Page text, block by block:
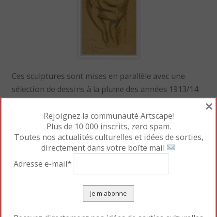
Ces sculptures sont mises en parallèle avec une
sélection de dessins à la plume des années 1913/14
création graphique de Zadkine revêt un caractère
certain d’autonomie, elle participe néanmoins du
même mouvement que la sculpture. Une étroite et
indéniable coïncidence unit ce qu’il peint à ce qu’il
taille », commente Jérôme Godeau, commissaire de
(1920), il trace le contour des corps
Rejoignez la communauté Artscape!
Plus de 10 000 inscrits, zero spam.
Toutes nos actualités culturelles et idées de sorties,
directement dans votre boîte mail
Adresse e-mail*
×